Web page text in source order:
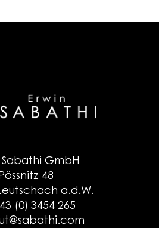
Sabathi GmbH
48
a.d.W.
(0) 3454 265